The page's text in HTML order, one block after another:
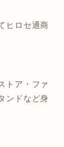
ヒロセ通商
トア・ファ
ンドなど身